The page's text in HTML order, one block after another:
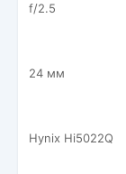
f/2.5
24 мм
Hynix Hi5022Q